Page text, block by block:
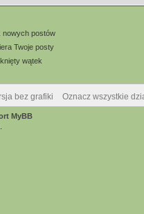
nowych postów
Twoje posty
wątek
bez grafiki Oznacz wszystkie
MyBB